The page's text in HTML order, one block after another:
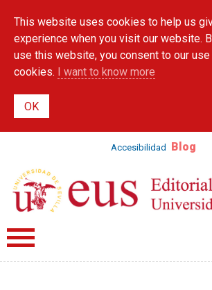
main
content
This website uses cookies to help us
experience when you visit our website.
use this website, you consent to our
cookies. I want to know more
Accesibilidad Blog